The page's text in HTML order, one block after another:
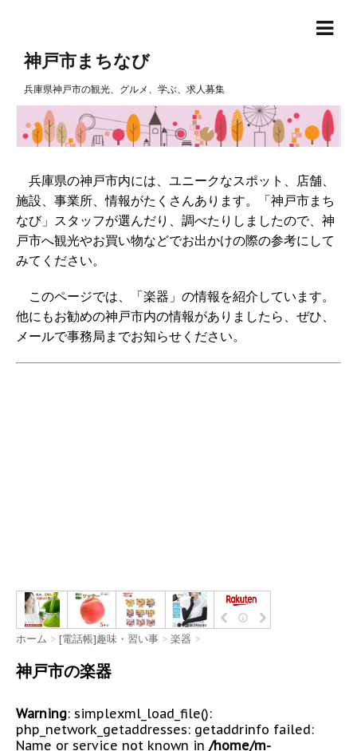
神戸市まちなび
兵庫県神戸市の観光、グルメ、学ぶ、求人募集
兵庫県の神戸市内には、ユニークなスポット、店舗、
施設、事業所、情報がたくさんあります。「神戸市まち
なび」スタッフが選んだり、調べたりしましたので、神
戸市へ観光やお買い物などでお出かけの際の参考にして
みてください。
このページでは、「楽器」の情報を紹介しています。
他にもお勧めの神戸市内の情報がありましたら、ぜひ、
メールで事務局までお知らせください。
ホーム > [電話帳]趣味・習い事 > 楽器 >
神戸市の楽器
Warning: simplexml_load_file():
php_network_getaddresses: getaddrinfo failed:
Name or service not known in /home/m-